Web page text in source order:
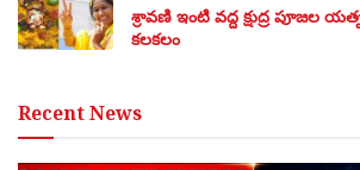
శ్రావణి ఇంటి వద్ద క్షుద్ర పూజల
కలకలం
Recent News